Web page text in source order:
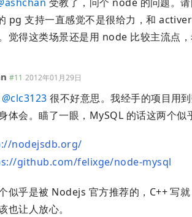
pg 支持一直感觉不是很给力，和
觉得这类场景还是用 node 比较主流点
#11 2012年01月29日
@clc3123 很不好意思。我经手的项目用
体会。瞄了一眼，MySQL 的话这两个似
nodejsdb.org/
github.com/felixge/node-mysql
似乎是被 Nodejs 官方推荐的，C++ 写
也让人放心。